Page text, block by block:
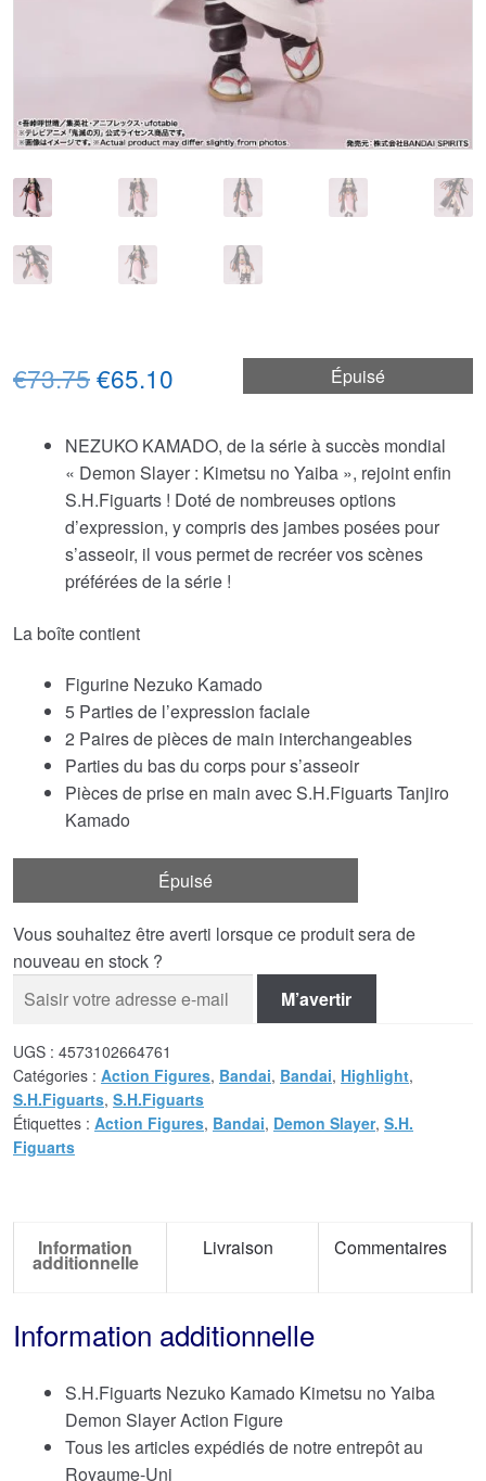
Épuisé
€73.75Le
initial
était :
€73.75.
€65.10
actuel
est :
€65.10.
NEZUKO KAMADO, de la série à succès mondial
« Demon Slayer : Kimetsu no Yaiba », rejoint enfin
S.H.Figuarts ! Doté de nombreuses options
d’expression, y compris des jambes posées pour
s’asseoir, il vous permet de recréer vos scènes
préférées de la série !
La boîte contient
Figurine Nezuko Kamado
5 Parties de l’expression faciale
2 Paires de pièces de main interchangeables
Parties du bas du corps pour s’asseoir
Pièces de prise en main avec S.H.Figuarts Tanjiro
Kamado
Épuisé
Vous souhaitez être averti lorsque ce produit sera de
nouveau en stock ?
M’avertir
UGS : 4573102664761
Catégories : Action Figures, Bandai, Bandai, Highlight,
S.H.Figuarts, S.H.Figuarts
Étiquettes : Action Figures, Bandai, Demon Slayer, S.H.
Figuarts
Information
additionnelle
Livraison Commentaires
Information additionnelle
S.H.Figuarts Nezuko Kamado Kimetsu no Yaiba
Demon Slayer Action Figure
Tous les articles expédiés de notre entrepôt au
Royaume-Uni